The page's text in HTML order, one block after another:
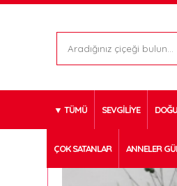
TÜMÜ SEVGİLİYE
ÇOK SATANLAR ANNELER